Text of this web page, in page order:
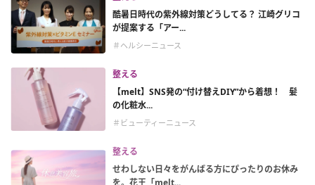
酷暑日時代の紫外線対策どうしてる？ 江崎グリコ
が提案する「アー...
＃ヘルシーニュース
整える
【melt】SNS発の“付け替えDIY”から着想！ 髪
の化粧水...
＃ビューティーニュース
整える
せわしない日々をがんばる方にぴったりのお休み
を。花王「melt...